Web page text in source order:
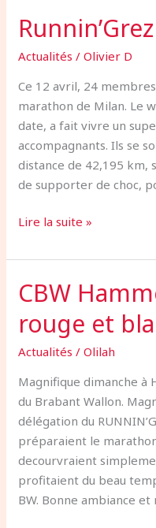
Actualités /Olivier D
Ce 12 avril, 24
marathon de Milan. Le
date, a fait vivre un
accompagnants. Ils se
distance de 42,195 km,
de supporter de choc,
Lire la suite »
CBW
rouge et
Actualités /Olilah
Magnifique dimanche à
du Brabant Wallon.
délégation du
préparaient le
decourvraient
profitaient du beau
BW. Bonne ambiance et
CBW
Hamme
mille
en
et
blanc